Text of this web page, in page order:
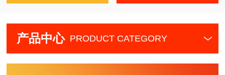
产品中心 PRODUCT CATEGORY